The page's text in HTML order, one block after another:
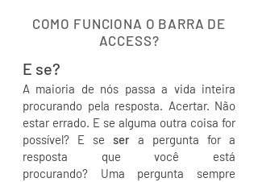
COMO FUNCIONA O BARRA DE
ACCESS?
E se?
A maioria de nós passa a vida inteira
procurando pela resposta. Acertar. Não
estar errado. E se alguma outra coisa for
possível? E se ser a pergunta for a
resposta que você está
procurando? Uma pergunta sempre